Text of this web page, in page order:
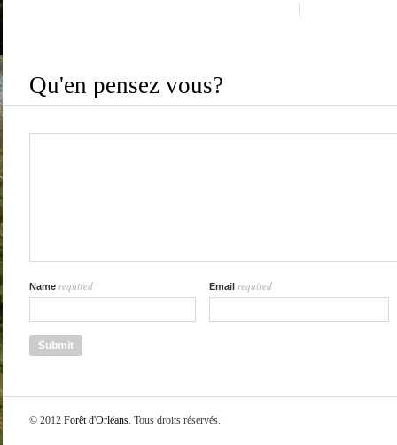
Qu'en pensez vous?
Name required Email required
© 2012 Forêt d'Orléans. Tous droits réservés.